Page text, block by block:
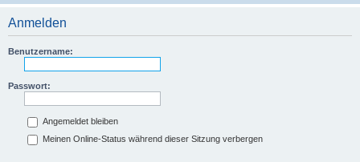
Anmelden
Benutzername:
Passwort:
Angemeldet bleiben
Meinen Online-Status während dieser Sitzung verbergen